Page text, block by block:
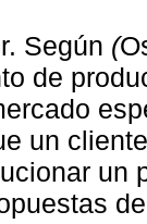
Según (
de
un
un